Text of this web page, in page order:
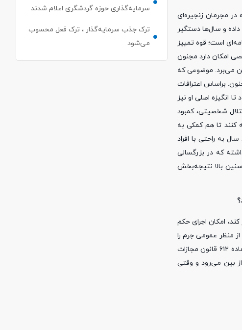
در مجرمان زنجیره‌ای
و سال‌ها دستگیر
است؛ قوه تمییز
امکان دارد مجنون
بین می‌برد. موضوعی که
براساس اعترافات
انگیزه اصلی او نیز
شخصیتی، کمبود
کنند تا هم کمکی به
به راحتی با افراد
که در بزرگسالی
بالا نتیجه‌بخش
امکان اجرای حکم
منظر عمومی جرم را
نیز در برخواهد داشت، اما در قتل‌های سریالی معمولا فوریت در اجرای قصاص هست و امکان حبس از لحاظ عمومی جرم کم است. بر اساس ماده ۶۱۲ قانون مجازات
این نوع حبس از بین می‌رود و وقتی
سرمایه‌گذاری حوزه گردشگری اعلام شدند
ترک جذب سرمایه‌گذار ، ترک فعل محسوب
می‌شود